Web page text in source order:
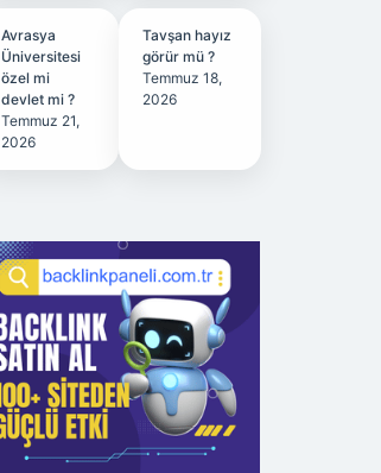
Avrasya
Üniversitesi
özel mi
devlet mi ?
Temmuz 21,
2026
Tavşan hayız
görür mü ?
Temmuz 18,
2026